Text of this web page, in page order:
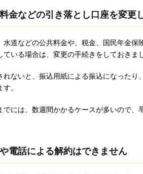
金などの引き落とし口座を変更
水道などの公共料金や、税金、国民年金保
ている場合は、変更の手続きをしておきま
れないと、振込用紙による振込になったり
。
でには、数週間かかるケースが多いので、
電話による解約はできません